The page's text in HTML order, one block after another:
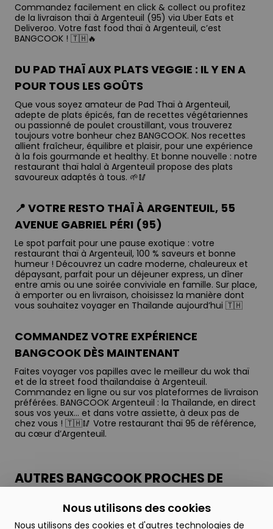
Commandez facilement en click & collect ou profitez
de la livraison thaï à Argenteuil (95) via Uber Eats et
Deliveroo. Votre fast food thaï à Argenteuil, c’est
BANGCOOK ! 🇹🇭🔥
DU PAD THAÏ AUX PLATS VEGGIE : IL Y EN A
POUR TOUS LES GOÛTS
Que vous soyez amateur de Pad Thaï à Argenteuil,
adepte de plats épicés, fan de recettes végétariennes
ou passionné de poulet croustillant, vous trouverez
toujours votre bonheur chez BANGCOOK. Nos recettes
allient fraîcheur, équilibre et plaisir, pour une expérience
à la fois gourmande et healthy. Et bonne nouvelle : notre
restaurant thaï halal à Argenteuil propose des plats
savoureux adaptés à tous. 🌱🥢
📍 VOTRE RESTO THAÏ À ARGENTEUIL, 55
AVENUE GABRIEL PÉRI (95)
Le spot parfait pour une pause exotique : votre
restaurant thaï à Argenteuil, 100 % saveurs et bonne
humeur ! Découvrez un cadre moderne, chaleureux et
dépaysant, parfait pour un déjeuner express, un dîner
entre amis ou une soirée conviviale en famille. Sur place,
à emporter ou en livraison, choisissez la manière dont
vous souhaitez voyager en Thaïlande aujourd’hui 🇹🇭
COMMANDEZ VOTRE EXPÉRIENCE
BANGCOOK DÈS MAINTENANT
Faites voyager vos papilles avec le meilleur du wok thaï
et de la street food thaïlandaise à Argenteuil.
Commandez en ligne ou sur vos plateformes de livraison
préférées. BANGCOOK Argenteuil : la Thaïlande, en direct
sous vos yeux… et dans votre assiette, à deux pas de
chez vous ! 🇹🇭🥢 Votre restaurant thaï 95 de référence,
au cœur d’Argenteuil.
AUTRES BANGCOOK PROCHES DE
NANTERRE
Nous utilisons des cookies
Nous utilisons des cookies et d'autres technologies de